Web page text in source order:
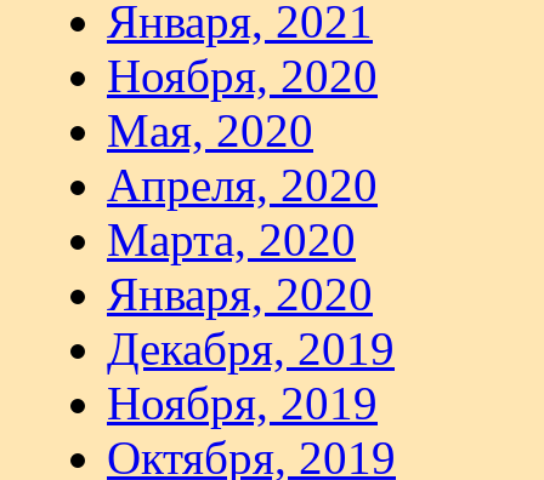
Января, 2021
Ноября, 2020
Мая, 2020
Апреля, 2020
Марта, 2020
Января, 2020
Декабря, 2019
Ноября, 2019
Октября, 2019